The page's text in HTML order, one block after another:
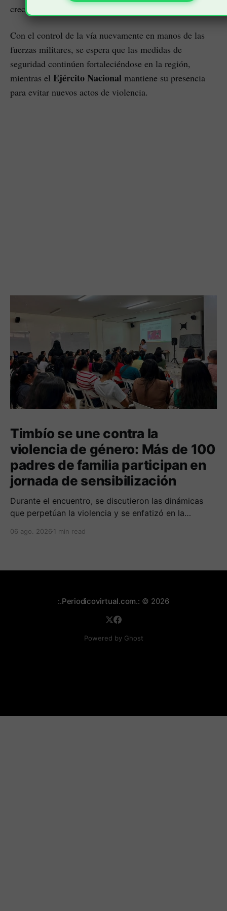
creciente amenaza de los grupos ilegales.
Con el control de la vía nuevamente en manos de las
fuerzas militares, se espera que las medidas de
seguridad continúen fortaleciéndose en la región,
mientras el Ejército Nacional mantiene su presencia
para evitar nuevos actos de violencia.
Timbío se une contra la
violencia de género: Más de 100
padres de familia participan en
jornada de sensibilización
Durante el encuentro, se discutieron las dinámicas
que perpetúan la violencia y se enfatizó en la
bajo principios de equidad.
06 ago. 2026 1 min read
:.Periodicovirtual.com.: © 2026
Powered by Ghost